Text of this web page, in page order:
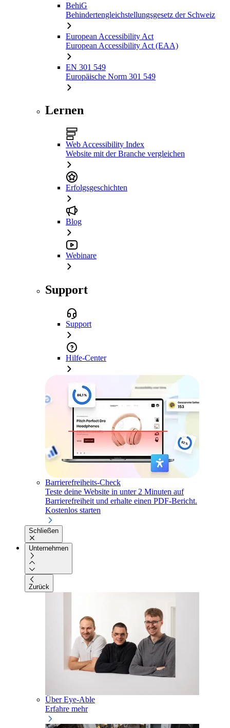
BehiG
Behindertengleichstellungsgesetz der Schweiz
European Accessibility Act
European Accessibility Act (EAA)
EN 301 549
Europäische Norm 301 549
Lernen
Web Accessibility Index
Website mit der Branche vergleichen
Erfolgsgeschichten
Blog
Webinare
Support
Support
Hilfe-Center
Barrierefreiheits-Check
Teste deine Website in unter 2 Minuten auf
Barrierefreiheit und erhalte einen PDF-Bericht.
Kostenlos starten
Schließen
Unternehmen
Zurück
Über Eye-Able
Erfahre mehr